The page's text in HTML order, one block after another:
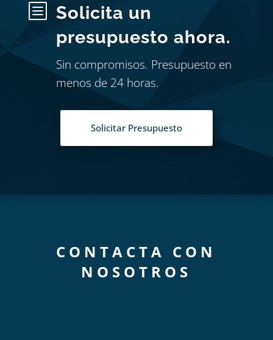
b
Solicita un
presupuesto ahora.
Sin compromisos. Presupuesto en
menos de 24 horas.
Solicitar Presupuesto
CONTACTA CON
NOSOTROS